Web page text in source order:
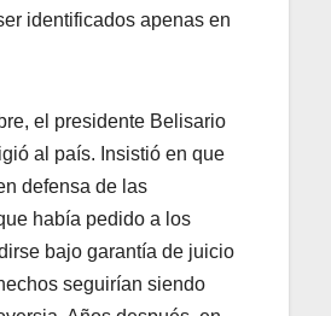
identificados apenas en
el presidente Belisario
al país. Insistió en que
defensa de las
había pedido a los
bajo garantía de juicio
seguirían siendo